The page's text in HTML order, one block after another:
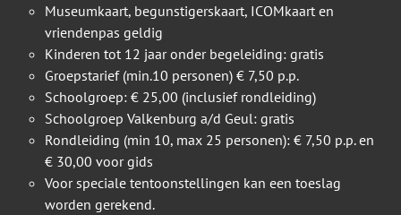
Museumkaart, begunstigerskaart, ICOMkaart en
vriendenpas geldig
Kinderen tot 12 jaar onder begeleiding: gratis
Groepstarief (min.10 personen) € 7,50 p.p.
Schoolgroep: € 25,00 (inclusief rondleiding)
Schoolgroep Valkenburg a/d Geul: gratis
Rondleiding (min 10, max 25 personen): € 7,50 p.p. en
€ 30,00 voor gids
Voor speciale tentoonstellingen kan een toeslag
worden gerekend.